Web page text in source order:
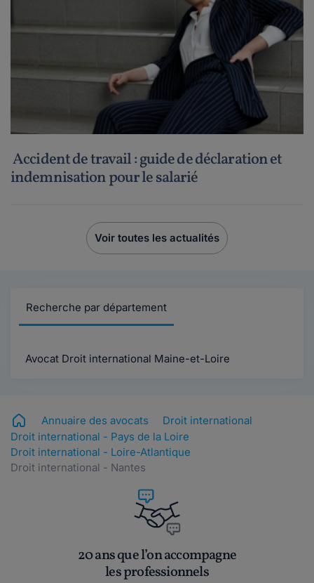
Accident de travail : guide de déclaration et
indemnisation pour le salarié
Voir toutes les actualités
Recherche par département
Avocat Droit international Maine-et-Loire
Annuaire des avocats
Droit international
Droit international - Pays de la Loire
Droit international - Loire-Atlantique
Droit international - Nantes
20 ans que l’on accompagne
les professionnels